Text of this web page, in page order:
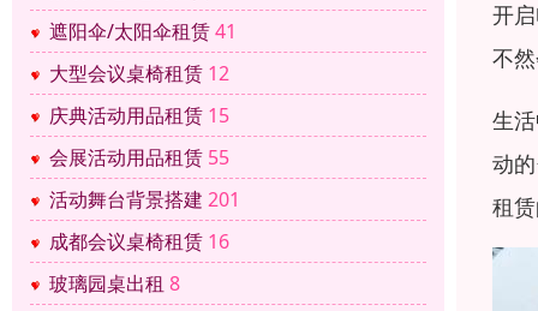
遮阳伞/太阳伞租赁41
大型会议桌椅租赁 12
庆典活动用品租赁 15
会展活动用品租赁 55
活动舞台背景搭建 201
成都会议桌椅租赁 16
玻璃园桌出租 8
开
不
生
动
租